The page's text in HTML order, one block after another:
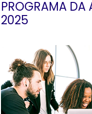
PROGRAMA DA
2025